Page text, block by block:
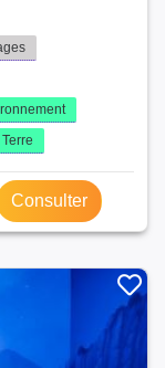
Consulter